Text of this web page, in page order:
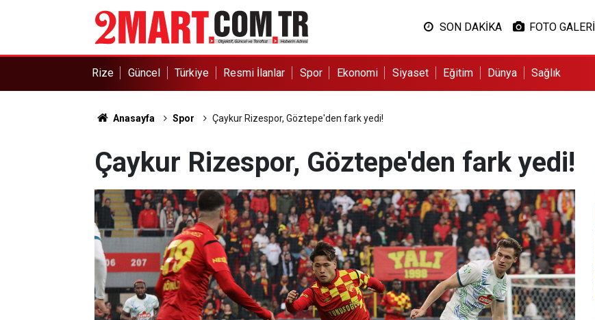
SON DAKİKA FOTO GALERİ
Rize Güncel Türkiye Resmi İlanlar Spor Ekonomi Siyaset Eğitim Dünya Sağlık
Anasayfa Spor Çaykur Rizespor, Göztepe'den fark yedi!
Çaykur Rizespor, Göztepe'den fark yedi!